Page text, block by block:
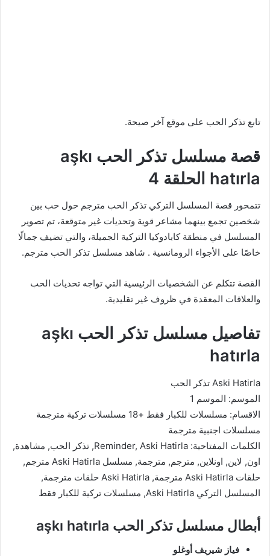
تابع تذكر الحب على موقع آخر صيحة.
قصة مسلسل تذكر الحب aşkı
hatırla الحلقة 4
تتمحور قصة المسلسل التركي تذكر الحب مترجم حول حب بين
شخصين تجمع بينهما مشاعر قوية وتحديات غير متوقعة، تم تصوير
المسلسل في منطقة كابادوكيا التركية الجميلة، والتي تضيف جمالًا
خاصًا على الأجواء الرومانسية . شاهد مسلسل تذكر الحب مترجم.
القصة تتكلم عن الشخصيات الرئيسية التي تواجه تحديات الحب
والعلاقات المعقدة في ظروف غير تقليدية.
تفاصيل مسلسل تذكر الحب aşkı
hatırla
Aski Hatirla تذكر الحب
الموسم: الموسم 1
الاقسام: مسلسلات للكبار فقط +18 مسلسلات تركية مترجمة
مسلسلات اجنبية مترجمة
الكلمات المفتاحية: Reminder, Aski Hatirla, تذكر الحب, مشاهدة,
اون, لاين, اونلاين, مترجم, مترجمة, مسلسل Aski Hatirla مترجم,
حلقات Aski Hatirla مترجمة, Aski Hatirla حلقات مترجمة,
المسلسل التركي Aski Hatirla, مسلسلات تركية للكبار فقط
أبطال مسلسل تذكر الحب aşkı hatırla
فياز شيريف أوغلو